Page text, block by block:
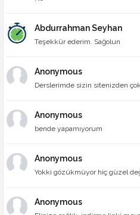
Abdurrahman Seyhan
Teşekkür ederim. Sağolun
Anonymous
Derslerimde sizin sitenizden
Anonymous
bende yapamıyorum
Anonymous
Yokki gözükmüyor hiç güzel
Anonymous